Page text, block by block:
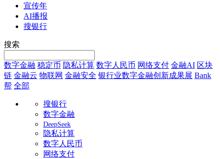
宣传年
AI播报
搜银行
搜索
数字金融 稳定币 隐私计算 数字人民币 网络支付 金融AI 区块
链 金融云 物联网 金融安全 银行业数字金融创新成果展 Bank
帮 全部
搜银行
数字金融
DeepSeek
隐私计算
数字人民币
网络支付